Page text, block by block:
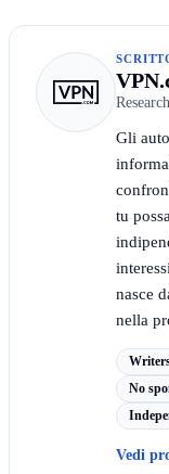
Gli
tu
nasce
nella
No
Vedi